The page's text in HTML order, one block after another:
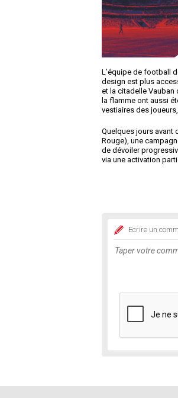
L’équipe de football
design est plus
et la citadelle Vauban
la flamme ont aussi
vestiaires des
Quelques jours avant
Rouge), une
de dévoiler
via une activation
Ecrire un